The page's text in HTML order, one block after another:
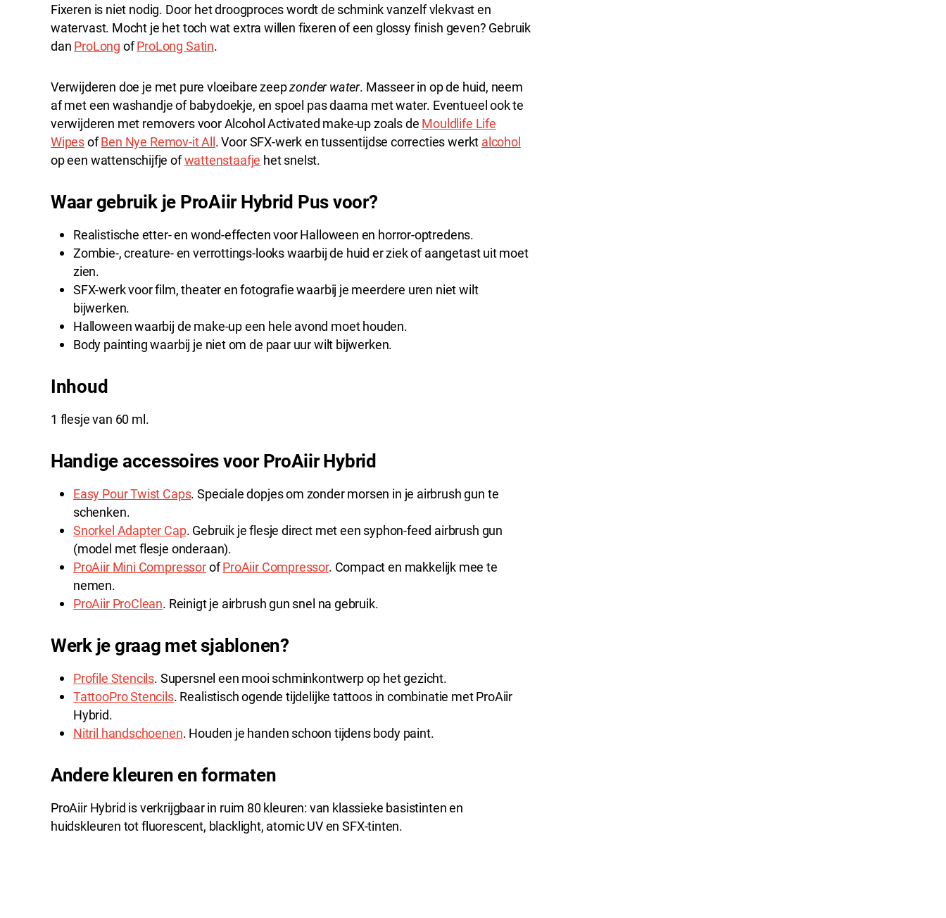
Fixeren is niet nodig. Door het droogproces wordt de schmink vanzelf vlekvast en
watervast. Mocht je het toch wat extra willen fixeren of een glossy finish geven? Gebruik
dan ProLong ofProLong Satin.
Verwijderen doe je met pure vloeibare zeepzonder water. Masseer in op de huid, neem
af met een washandje of babydoekje, en spoel pas daarna met water. Eventueel ook te
verwijderen met removers voor Alcohol Activated make-up zoals de Mouldlife Life
WipesofBen Nye Remov-it All. Voor SFX-werk en tussentijdse correcties werkt alcohol
op een wattenschijfje ofwattenstaafje het snelst.
Waar gebruik je ProAiir Hybrid Pus voor?
Realistische etter- en wond-effecten voor Halloween en horror-optredens.
Zombie-, creature- en verrottings-looks waarbij de huid er ziek of aangetast uit moet
zien.
SFX-werk voor film, theater en fotografie waarbij je meerdere uren niet wilt
bijwerken.
Halloween waarbij de make-up een hele avond moet houden.
Body painting waarbij je niet om de paar uur wilt bijwerken.
Inhoud
1 flesje van 60 ml.
Handige accessoires voor ProAiir Hybrid
Easy Pour Twist Caps. Speciale dopjes om zonder morsen in je airbrush gun te
schenken.
Snorkel Adapter Cap. Gebruik je flesje direct met een syphon-feed airbrush gun
(model met flesje onderaan).
ProAiir Mini CompressorofProAiir Compressor. Compact en makkelijk mee te
nemen.
ProAiir ProClean. Reinigt je airbrush gun snel na gebruik.
Werk je graag met sjablonen?
Profile Stencils. Supersnel een mooi schminkontwerp op het gezicht.
TattooPro Stencils. Realistisch ogende tijdelijke tattoos in combinatie met ProAiir
Hybrid.
Nitril handschoenen. Houden je handen schoon tijdens body paint.
Andere kleuren en formaten
ProAiir Hybrid is verkrijgbaar in ruim 80 kleuren: van klassieke basistinten en
huidskleuren tot fluorescent, blacklight, atomic UV en SFX-tinten.